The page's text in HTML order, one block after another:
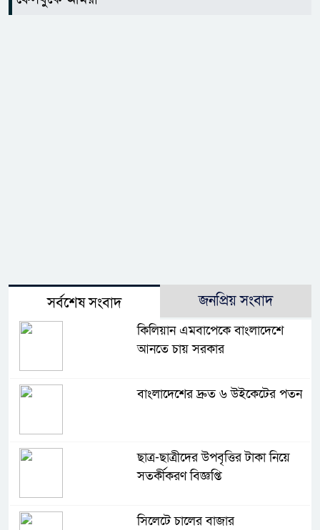
সর্বশেষ সংবাদ জনপ্রিয় সংবাদ
কিলিয়ান এমবাপেকে বাংলাদেশে
আনতে চায় সরকার
বাংলাদেশের দ্রুত ৬ উইকেটের পতন
ছাত্র-ছাত্রীদের উপবৃত্তির টাকা নিয়ে
সতর্কীকরণ বিজ্ঞপ্তি
সিলেটে চালের বাজার